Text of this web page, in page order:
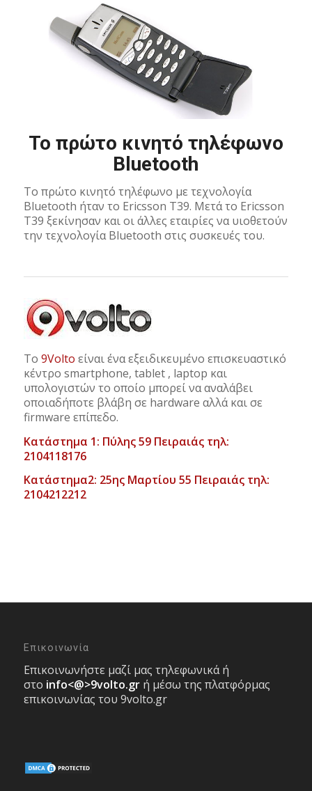
To πρώτο κινητό τηλέφωνο
Bluetooth
To πρώτο κινητό τηλέφωνο με τεχνολογία
Bluetooth ήταν το Ericsson T39. Μετά το Ericsson
T39 ξεκίνησαν και οι άλλες εταιρίες να υιοθετούν
την τεχνολογία Bluetooth στις συσκευές του.
Το 9Volto είναι ένα εξειδικευμένο επισκευαστικό
κέντρο smartphone, tablet , laptop και
υπολογιστών το οποίο μπορεί να αναλάβει
οποιαδήποτε βλάβη σε hardware αλλά και σε
firmware επίπεδο.
Κατάστημα 1: Πύλης 59 Πειραιάς τηλ:
2104118176
Κατάστημα2: 25ης Μαρτίου 55 Πειραιάς τηλ:
2104212212
Επικοινωνία
Επικοινωνήστε μαζί μας τηλεφωνικά ή
στο info<@>9volto.gr ή μέσω της πλατφόρμας
επικοινωνίας του 9volto.gr